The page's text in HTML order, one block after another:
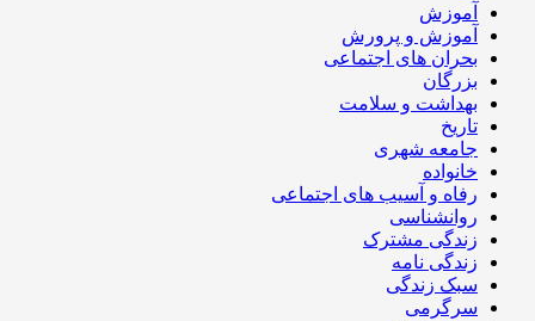
آموزش
آموزش و پرورش
بحران های اجتماعی
بزرگان
بهداشت و سلامت
تاریخ
جامعه شهری
خانواده
رفاه و آسیب های اجتماعی
روانشناسی
زندگی مشترک
زندگی نامه
سبک زندگی
سرگرمی